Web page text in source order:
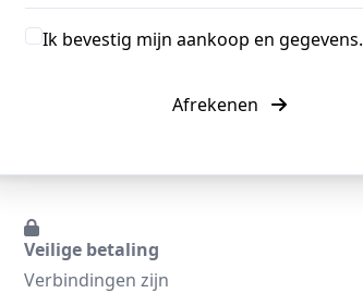
Ik bevestig mijn aankoop en gegevens.
Afrekenen
Veilige betaling
Verbindingen zijn